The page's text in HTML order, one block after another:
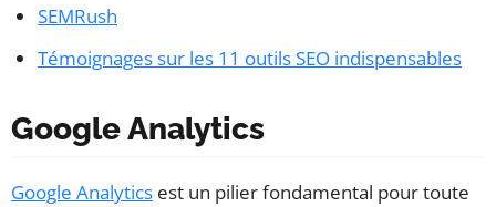
SEMRush
Témoignages sur les 11 outils SEO indispensables
Google Analytics
Google Analytics est un pilier fondamental pour toute